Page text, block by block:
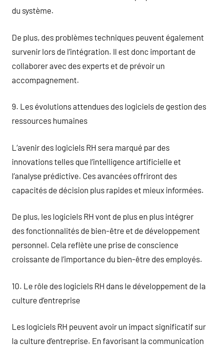
du système.
De plus, des problèmes techniques peuvent également
survenir lors de l’intégration. Il est donc important de
collaborer avec des experts et de prévoir un
accompagnement.
9. Les évolutions attendues des logiciels de gestion des
ressources humaines
L’avenir des logiciels RH sera marqué par des
innovations telles que l’intelligence artificielle et
l’analyse prédictive. Ces avancées offriront des
capacités de décision plus rapides et mieux informées.
De plus, les logiciels RH vont de plus en plus intégrer
des fonctionnalités de bien-être et de développement
personnel. Cela reflète une prise de conscience
croissante de l’importance du bien-être des employés.
10. Le rôle des logiciels RH dans le développement de la
culture d’entreprise
Les logiciels RH peuvent avoir un impact significatif sur
la culture d’entreprise. En favorisant la communication